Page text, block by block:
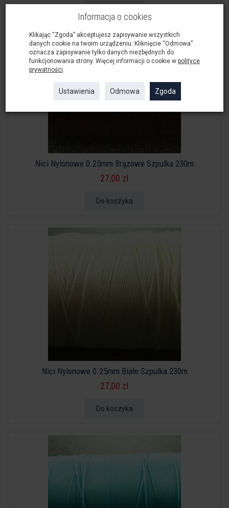
Nici Nylonowe 0.25mm Brązowe Szpulka 230m
27,00 zł
Do koszyka
Nici Nylonowe 0.25mm Białe Szpulka 230m
27,00 zł
Do koszyka
Informacja o cookies
Klikając “Zgoda” akceptujesz zapisywanie wszystkich
danych cookie na twoim urządzeniu. Kliknięcie “Odmowa”
oznacza zapisywanie tylko danych niezbędnych do
funkcjonowania strony. Więcej informacji o cookie w polityce
prywatności.
Ustawienia Odmowa Zgoda